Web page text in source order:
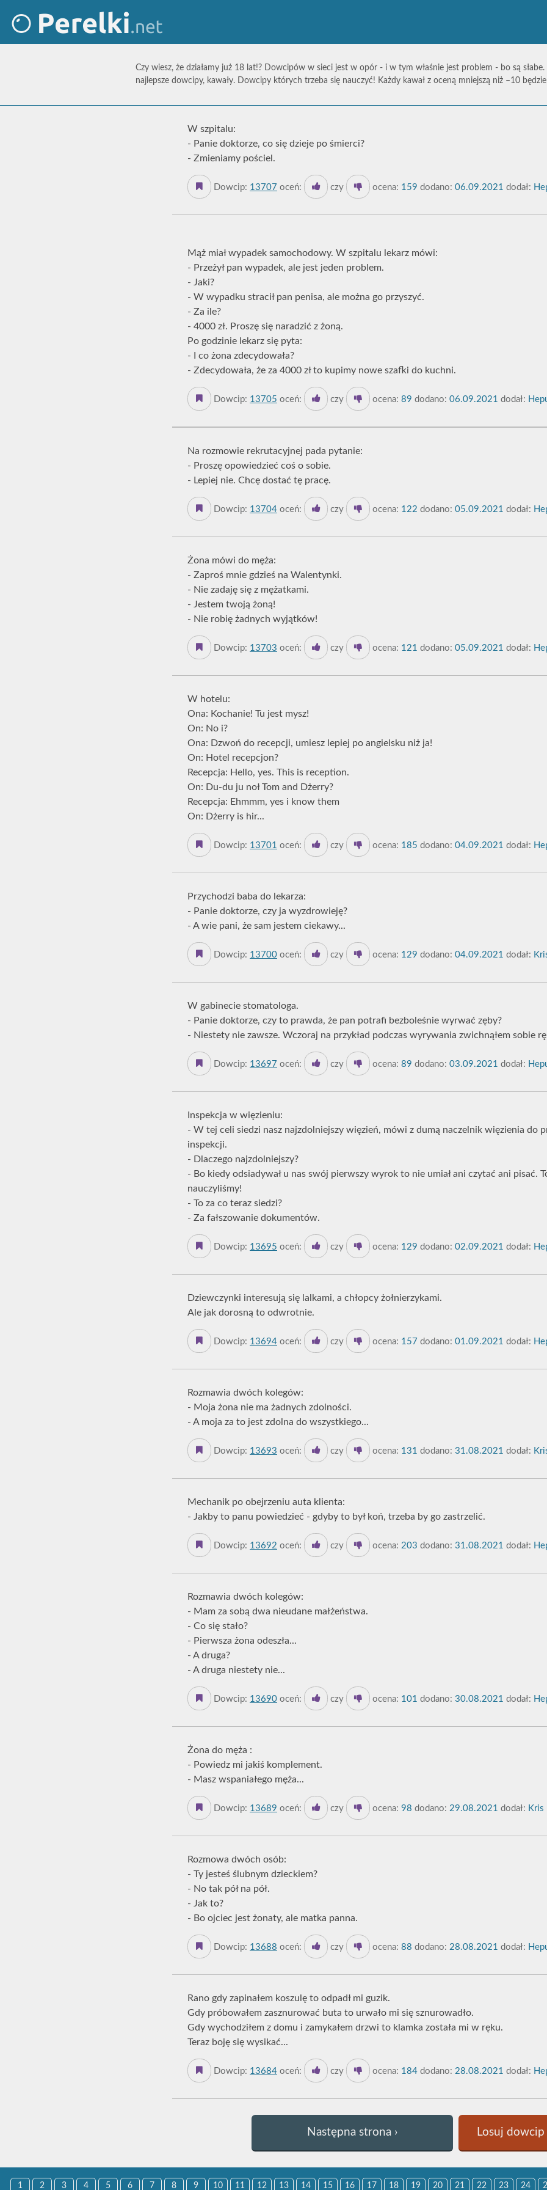
Czy wiesz, że działamy już 18 lat!? Dowcipów w sieci jest w opór - i w tym właśnie jest problem - bo są
najlepsze dowcipy, kawały. Dowcipy których trzeba się nauczyć! Każdy kawał z oceną mniejszą niż –10
W szpitalu:
- Panie doktorze, co się dzieje po śmierci?
- Zmieniamy pościel.
Dowcip: 13707 oceń: czy ocena: 159 dodano: 06.09.2021 dodał:
Mąż miał wypadek samochodowy. W szpitalu lekarz mówi:
- Przeżył pan wypadek, ale jest jeden problem.
- Jaki?
- W wypadku stracił pan penisa, ale można go przyszyć.
- Za ile?
- 4000 zł. Proszę się naradzić z żoną.
Po godzinie lekarz się pyta:
- I co żona zdecydowała?
- Zdecydowała, że za 4000 zł to kupimy nowe szafki do kuchni.
Dowcip: 13705 oceń: czy ocena: 89 dodano: 06.09.2021 dodał:
Na rozmowie rekrutacyjnej pada pytanie:
- Proszę opowiedzieć coś o sobie.
- Lepiej nie. Chcę dostać tę pracę.
Dowcip: 13704 oceń: czy ocena: 122 dodano: 05.09.2021 dodał:
Żona mówi do męża:
- Zaproś mnie gdzieś na Walentynki.
- Nie zadaję się z mężatkami.
- Jestem twoją żoną!
- Nie robię żadnych wyjątków!
Dowcip: 13703 oceń: czy ocena: 121 dodano: 05.09.2021 dodał:
W hotelu:
Ona: Kochanie! Tu jest mysz!
On: No i?
Ona: Dzwoń do recepcji, umiesz lepiej po angielsku niż ja!
On: Hotel recepcjon?
Recepcja: Hello, yes. This is reception.
On: Du-du ju noł Tom and Dżerry?
Recepcja: Ehmmm, yes i know them
On: Dżerry is hir...
Dowcip: 13701 oceń: czy ocena: 185 dodano: 04.09.2021 dodał:
Przychodzi baba do lekarza:
- Panie doktorze, czy ja wyzdrowieję?
- A wie pani, że sam jestem ciekawy...
Dowcip: 13700 oceń: czy ocena: 129 dodano: 04.09.2021 dodał:
W gabinecie stomatologa.
- Panie doktorze, czy to prawda, że pan potrafi bezboleśnie wyrwać zęby?
- Niestety nie zawsze. Wczoraj na przykład podczas wyrywania zwichnąłem sobie
Dowcip: 13697 oceń: czy ocena: 89 dodano: 03.09.2021 dodał:
Inspekcja w więzieniu:
- W tej celi siedzi nasz najzdolniejszy więzień, mówi z dumą naczelnik więzienia do
inspekcji.
- Dlaczego najzdolniejszy?
- Bo kiedy odsiadywał u nas swój pierwszy wyrok to nie umiał ani czytać ani pisać.
nauczyliśmy!
- To za co teraz siedzi?
- Za fałszowanie dokumentów.
Dowcip: 13695 oceń: czy ocena: 129 dodano: 02.09.2021 dodał:
Dziewczynki interesują się lalkami, a chłopcy żołnierzykami.
Ale jak dorosną to odwrotnie.
Dowcip: 13694 oceń: czy ocena: 157 dodano: 01.09.2021 dodał:
Rozmawia dwóch kolegów:
- Moja żona nie ma żadnych zdolności.
- A moja za to jest zdolna do wszystkiego...
Dowcip: 13693 oceń: czy ocena: 131 dodano: 31.08.2021 dodał:
Mechanik po obejrzeniu auta klienta:
- Jakby to panu powiedzieć - gdyby to był koń, trzeba by go zastrzelić.
Dowcip: 13692 oceń: czy ocena: 203 dodano: 31.08.2021 dodał:
Rozmawia dwóch kolegów:
- Mam za sobą dwa nieudane małżeństwa.
- Co się stało?
- Pierwsza żona odeszła...
- A druga?
- A druga niestety nie...
Dowcip: 13690 oceń: czy ocena: 101 dodano: 30.08.2021 dodał:
Żona do męża :
- Powiedz mi jakiś komplement.
- Masz wspaniałego męża...
Dowcip: 13689 oceń: czy ocena: 98 dodano: 29.08.2021 dodał: Kris
Rozmowa dwóch osób:
- Ty jesteś ślubnym dzieckiem?
- No tak pół na pół.
- Jak to?
- Bo ojciec jest żonaty, ale matka panna.
Dowcip: 13688 oceń: czy ocena: 88 dodano: 28.08.2021 dodał:
Rano gdy zapinałem koszulę to odpadł mi guzik.
Gdy próbowałem zasznurować buta to urwało mi się sznurowadło.
Gdy wychodziłem z domu i zamykałem drzwi to klamka została mi w ręku.
Teraz boję się wysikać...
Dowcip: 13684 oceń: czy ocena: 184 dodano: 28.08.2021 dodał:
Następna strona › Losuj dowcip
1 2 3 4 5 6 7 8 9 10 11 12 13 14 15 16 17 18 19 20 21 22 23 24